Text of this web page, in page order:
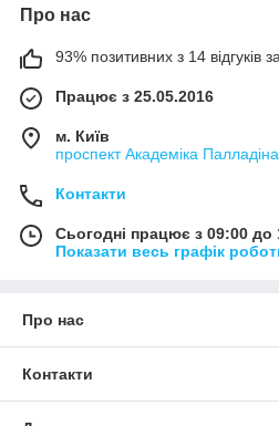
Про нас
93% позитивних з 14 відгуків
Працює з 25.05.2016
м. Київ
проспект Академіка
Контакти
Сьогодні працює з 09:00 до
Показати весь графік
Про нас
Контакти